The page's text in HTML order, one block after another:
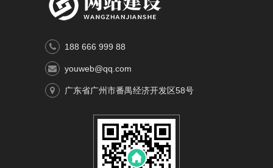
188 666 999 88
youweb@qq.com
广东省广州市番禺经济开发区58号